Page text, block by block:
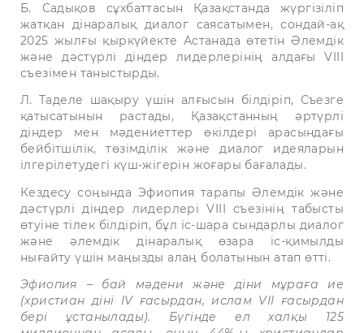
Б. Садықов сұхбаттасын Қазақстанда жүргізіліп
жатқан дінаралық диалог саясатымен, сондай-ақ
2025 жылғы қыркүйекте Астанада өтетін Әлемдік
және дәстүрлі діндер лидерлерінің алдағы VIII
съезімен таныстырды.
Л. Таделе шақыру үшін алғысын білдіріп, Съезге
қатысатынын растады, Қазақстанның әртүрлі
діндер мен мәдениеттер өкілдері арасындағы
бейбітшілік, төзімділік және диалог идеяларын
ілгерілетудегі күш-жігерін жоғары бағалады.
Кездесу соңында Эфиопия тарапы Әлемдік және
дәстүрлі діндер лидерлері VIII съезінің табысты
өтуіне тілек білдіріп, бұл іс-шара сындарлы диалог
және әлемдік дінаралық өзара іс-қимылды
нығайту үшін маңызды алаң болатынын атап өтті.
Эфиопия – бай мәдени және діни мұраға ие
(христиан діні IV ғасырдан, ислам VII ғасырдан
бері ұстанылады). Бүгінде ел халқы 125